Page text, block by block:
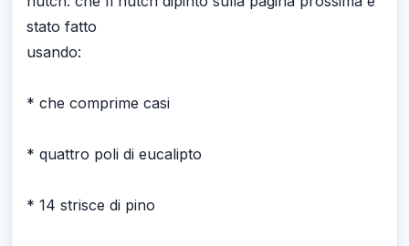
stato fatto
usando:
* che comprime casi
* quattro poli di eucalipto
* 14 strisce di pino